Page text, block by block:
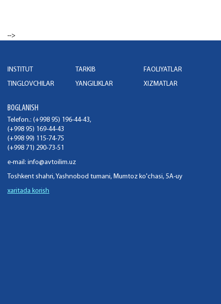
-->
INSTITUT TARKIB
FAOLIYATLAR
TINGLOVCHILAR
YANGILIKLAR XIZMATLAR
BOGLANISH
Telefon.: (+998 95) 196-44-43,
(+998 95) 169-44-43
(+998 99) 115-74-75
(+998 71) 290-73-51
e-mail: info@avtoilim.uz
Toshkent shahri, Yashnobod tumani, Mumtoz ko'chasi, 5A-uy
xaritada korish